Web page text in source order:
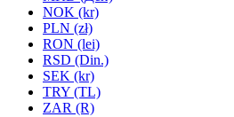
NOK (kr)
PLN (zł)
RON (lei)
RSD (Din.)
SEK (kr)
TRY (TL)
ZAR (R)